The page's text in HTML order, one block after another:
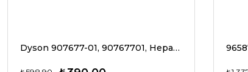
Dyson 907677-01, 90767701, Hepa filtre, plastik / mikro polar gibi elektrikli süpürgeler için elektrikli süpürge filtresi